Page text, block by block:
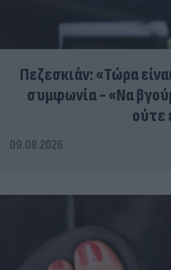
Πεζεσκιάν: «Τώρα
συμφωνία - «Να
ούτε
09.08.2026